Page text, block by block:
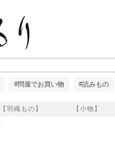
【羽織もの】 【小物】
#問屋でお買い物 #読みもの